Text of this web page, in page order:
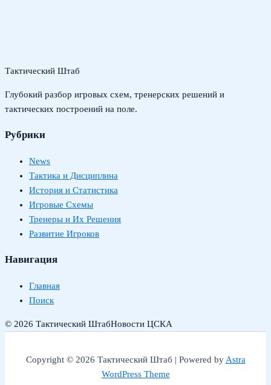
Тактический Штаб
Глубокий разбор игровых схем, тренерских решений и
тактических построений на поле.
Рубрики
News
Тактика и Дисциплина
История и Статистика
Игровые Схемы
Тренеры и Их Решения
Развитие Игроков
Навигация
Главная
Поиск
© 2026 Тактический ШтабНовости ЦСКА
Copyright © 2026 Тактический Штаб | Powered byAstra
WordPress Theme